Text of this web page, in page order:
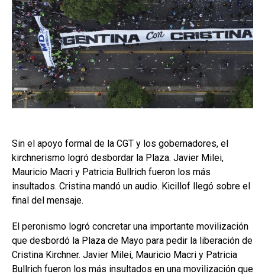
Sin el apoyo formal de la CGT y los gobernadores, el
kirchnerismo logró desbordar la Plaza. Javier Milei,
Mauricio Macri y Patricia Bullrich fueron los más
insultados. Cristina mandó un audio. Kicillof llegó sobre el
final del mensaje.
El peronismo logró concretar una importante movilización
que desbordó la Plaza de Mayo para pedir la liberación de
Cristina Kirchner. Javier Milei, Mauricio Macri y Patricia
Bullrich fueron los más insultados en una movilización que